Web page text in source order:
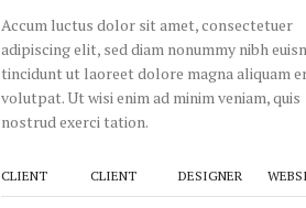
Accum luctus dolor sit amet, consectetuer
adipiscing elit, sed diam nonummy nibh
tincidunt ut laoreet dolore magna aliquam
volutpat. Ut wisi enim ad minim veniam, quis
nostrud exerci tation.
CLIENT CLIENT DESIGNER